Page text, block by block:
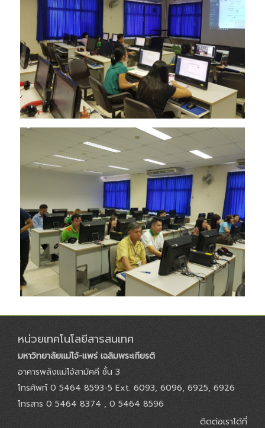
หน่วยเทคโนโลยีสารสนเทศ
มหาวิทยาลัยแม่โจ้-แพร่ เฉลิมพระเกียรติ
อาคารพลังแม่โจ้สามัคคี ชั้น 3
โทรศัพท์ 0 5464 8593-5 Ext. 6093, 6096, 6925, 6926
โทรสาร 0 5464 8374 , 0 5464 8596
ติดต่อเราได้ที่